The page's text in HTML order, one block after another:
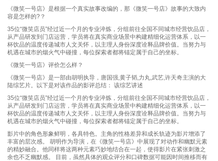
《微笑一号店》是根据一个真实故事改编的，那《微笑一号店》故事的大致内
容是怎样的?？
35位“微笑店员”经过近一个月的专业淬炼，分组前往全国不同城市经营饮品店，
从产品研发到门店运营，学员将在真实商业场景中构建精细化运营体系，以一
杯饮品的温度传递城市人文关怀，以主理人身份深度诠释品牌价值。当努力与
机遇在城市的烟火气中碰撞，每位探索者都将锚定属于自己的坐标。
《微笑一号店》评价怎么样？
《微笑一号店》是一部由胡明执导，唐国强,黄子韬,力丸,武艺,许天奇主演的大
陆综艺片。以下是对该作品的影评总结： 该综艺讲述
35位“微笑店员”经过近一个月的专业淬炼，分组前往全国不同城市经营饮品店，
从产品研发到门店运营，学员将在真实商业场景中构建精细化运营体系，以一
杯饮品的温度传递城市人文关怀，以主理人身份深度诠释品牌价值。当努力与
机遇在城市的烟火气中碰撞，每位探索者都将锚定属于自己的坐标。
影片中的角色形象鲜明，各具特色。主角的性格差异和成长轨迹为影片增添了
丰富的层次感。 胡明作为导演，在《微笑一号店》中展现了对动作和幽默元素
的精妙融合。他同样将这两种元素巧妙地结合在一起，使得影片在紧张刺激之
余也不乏幽默感。 目前，虽然具体的观众评分和口碑数据可能因时间推移而有